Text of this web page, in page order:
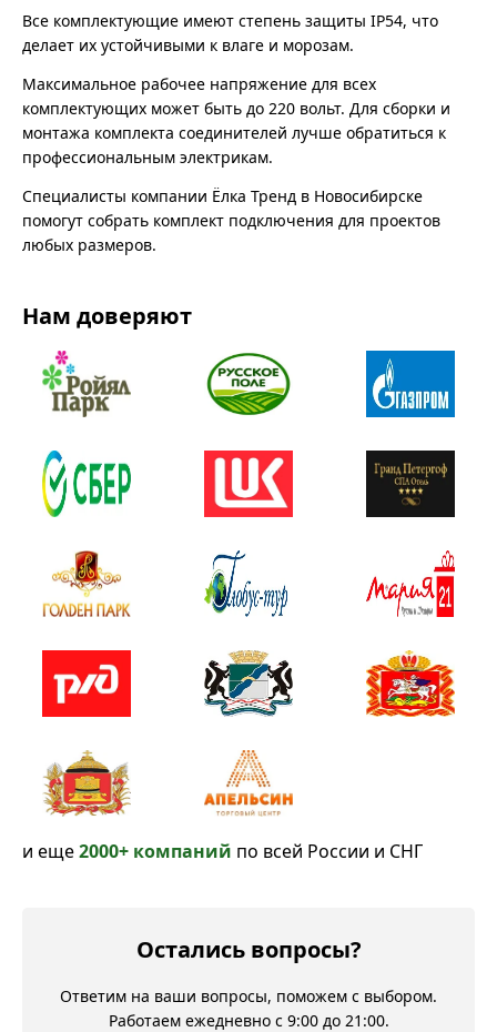
Все комплектующие имеют степень защиты IP54, что
делает их устойчивыми к влаге и морозам.
Максимальное рабочее напряжение для всех
комплектующих может быть до 220 вольт. Для сборки и
монтажа комплекта соединителей лучше обратиться к
профессиональным электрикам.
Специалисты компании Ёлка Тренд в Новосибирске
помогут собрать комплект подключения для проектов
любых размеров.
Нам доверяют
и еще2000+ компаний по всей России и СНГ
Остались вопросы?
Ответим на ваши вопросы, поможем с выбором.
Работаем ежедневно с 9:00 до 21:00.